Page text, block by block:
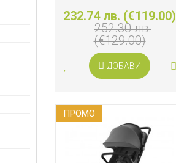
232.74 лв. (€119.00)
252.30 лв.
(€129.00)
ДОБАВИ
ПРОМO